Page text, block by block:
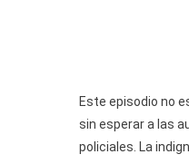
Este episodio no
sin esperar a las
policiales. La